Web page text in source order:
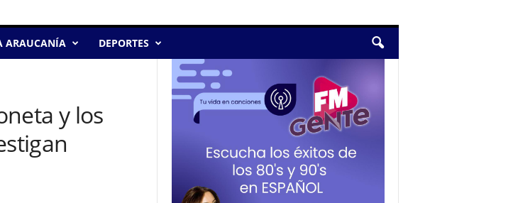
ARAUCANÍA DEPORTES
y los